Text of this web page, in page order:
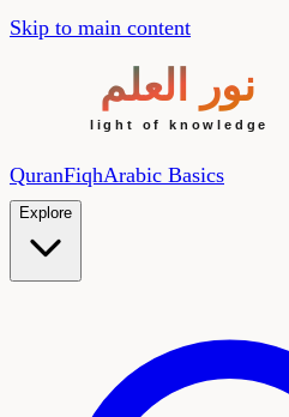
Skip to main content
QuranFiqhArabic Basics
Explore